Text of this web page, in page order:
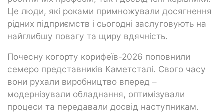
Це люди, які роками примножували досягнення
рідних підприємств і сьогодні заслуговують на
найглибшу повагу та щиру вдячність.
Почесну когорту корифеїв-2026 поповнили
семеро представників Каметсталі. Свого часу
вони рухали виробництво вперед –
модернізували обладнання, оптимізували
процеси та передавали досвід наступникам.